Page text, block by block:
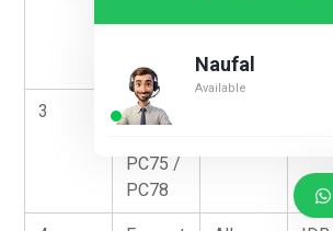
PC50
3
Excavator
PC75 /
PC78
Naufal
Available